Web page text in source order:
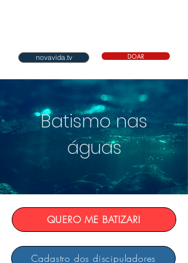
novavida.tv DOAR
Batismo nas
águas
QUERO ME BATIZAR!
Cadastro dos discipuladores